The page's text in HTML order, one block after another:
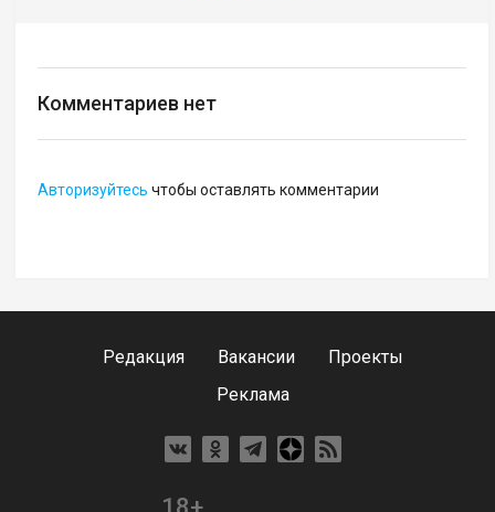
Комментариев нет
Авторизуйтесь чтобы оставлять комментарии
Редакция Вакансии
Проекты
Реклама